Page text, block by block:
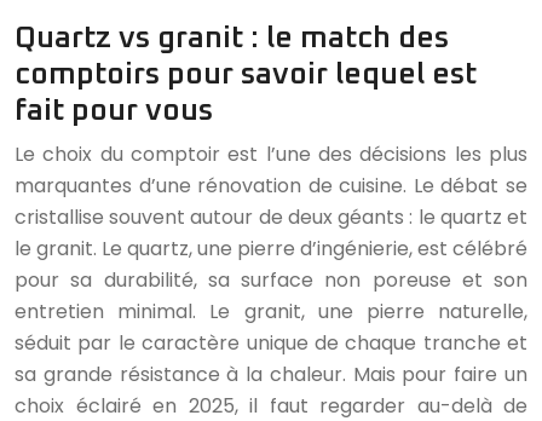
Quartz vs granit : le match des
comptoirs pour savoir lequel est
fait pour vous
Le choix du comptoir est l’une des décisions les plus
marquantes d’une rénovation de cuisine. Le débat se
cristallise souvent autour de deux géants : le quartz et
le granit. Le quartz, une pierre d’ingénierie, est célébré
pour sa durabilité, sa surface non poreuse et son
entretien minimal. Le granit, une pierre naturelle,
séduit par le caractère unique de chaque tranche et
sa grande résistance à la chaleur. Mais pour faire un
choix éclairé en 2025, il faut regarder au-delà de